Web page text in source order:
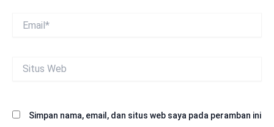
Web
Simpan nama, email, dan situs web saya pada peramban ini